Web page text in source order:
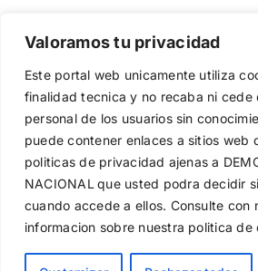
Valoramos tu privacidad
Este portal web unicamente utiliza
finalidad tecnica y no recaba ni
personal de los usuarios sin
puede contener enlaces a sitios web
politicas de privacidad ajenas a
NACIONAL que usted podra decidir
cuando accede a ellos. Consulte con
informacion sobre nuestra politica de
Copyright 2023 |Democracia Nacional
Facebook
Twitter
Warning: Undefined variable
/home/demopwcr/public_html/
mobile-sharebar/
el funcionamiento de la web, medir
nuestros servicios. Puede aceptar
rechazar las no necesarias o
Política de cookies
Aceptar todo
Rechazar